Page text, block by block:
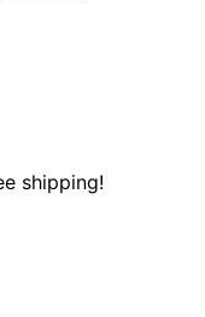
shipping!